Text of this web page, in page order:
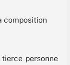
personne